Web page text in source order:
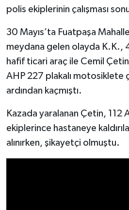
polis ekiplerinin çalışması
30 Mayıs’ta Fuatpaşa
meydana gelen olayda K.K.,
hafif ticari araç ile Cemil
AHP 227 plakalı motosiklete
ardından kaçmıştı.
Kazada yaralanan Çetin, 112
ekiplerince hastaneye
alınırken, şikayetçi olmuştu.
İlçeler
Köşe Yazıları
Kültür Sanat
Kütahya
Magazin
Otomobil